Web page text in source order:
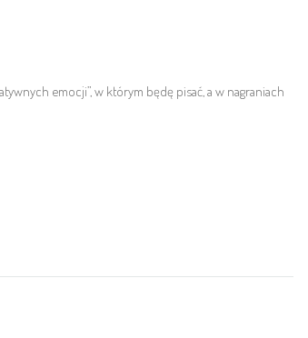
emocji”, w którym będę pisać, a w nagraniach